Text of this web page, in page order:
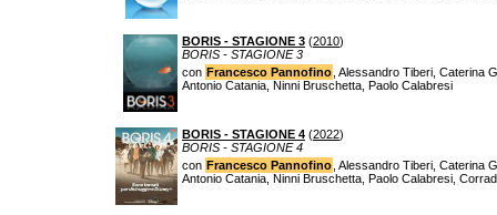
BORIS - STAGIONE 3 (2010)
BORIS - STAGIONE 3
con Francesco Pannofino , Alessandro Tiberi, Caterina
Antonio Catania, Ninni Bruschetta, Paolo Calabresi
BORIS - STAGIONE 4 (2022)
BORIS - STAGIONE 4
con Francesco Pannofino , Alessandro Tiberi, Caterina
Antonio Catania, Ninni Bruschetta, Paolo Calabresi,